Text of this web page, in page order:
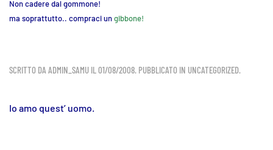
Non cadere dal gommone!
ma soprattutto.. compraci ungibbone!
SCRITTO DA ADMIN_SAMU IL01/08/2008. PUBBLICATO IN UNCATEGORIZED.
Io amo quest’ uomo.